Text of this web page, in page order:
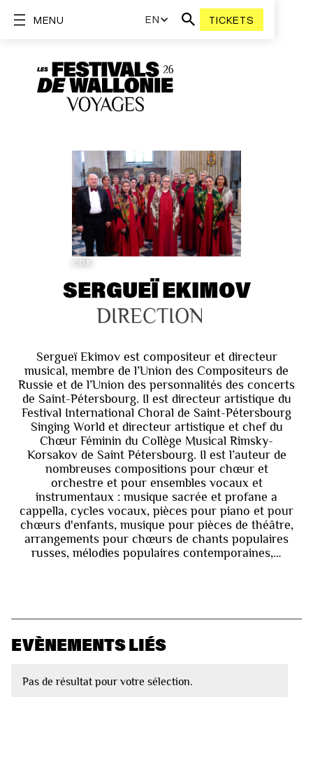
EN TICKETS
MENU
©DR
SERGUEÏ EKIMOV
DIRECTION
Sergueï Ekimov est compositeur et directeur
musical, membre de l’Union des Compositeurs de
Russie et de l’Union des personnalités des concerts
de Saint-Pétersbourg. Il est directeur artistique du
Festival International Choral de Saint-Pétersbourg
Singing World et directeur artistique et chef du
Chœur Féminin du Collège Musical Rimsky-
Korsakov de Saint Pétersbourg. Il est l’auteur de
nombreuses compositions pour chœur et
orchestre et pour ensembles vocaux et
instrumentaux : musique sacrée et profane a
cappella, cycles vocaux, pièces pour piano et pour
chœurs d'enfants, musique pour pièces de théâtre,
arrangements pour chœurs de chants populaires
russes, mélodies populaires contemporaines,…
EVÈNEMENTS LIÉS
Pas de résultat pour votre sélection.